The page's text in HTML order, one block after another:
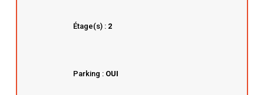
Étage(s) : 2
Parking : OUI